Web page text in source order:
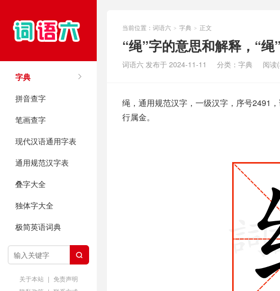
字典
拼音查字
笔画查字
现代汉语通用字表
通用规范汉字表
叠字大全
独体字大全
极简英语词典

关于本站 | 免责声明
当前位置： 词语六 > 字典 > 正文
“绳”字的意思和解释，“
词语六 发布于 2024-11-11 分类： 字典 阅读
绳，通用规范汉字，一级汉字，序号2491
行属金。